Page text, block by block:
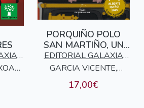
PORQUIÑO POLO
SAN MARTIÑO, UN
(PREMIO ALBERTE
QUIÑOI 2025)
EDITORIAL GALAXIA
S.A.
GARCIA VICENTE,
MACARENA /
17,00€